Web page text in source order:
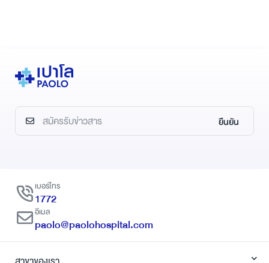
ยืนยัน
เบอร์โทร
1772
อีเมล
paolo@paolohospital.com